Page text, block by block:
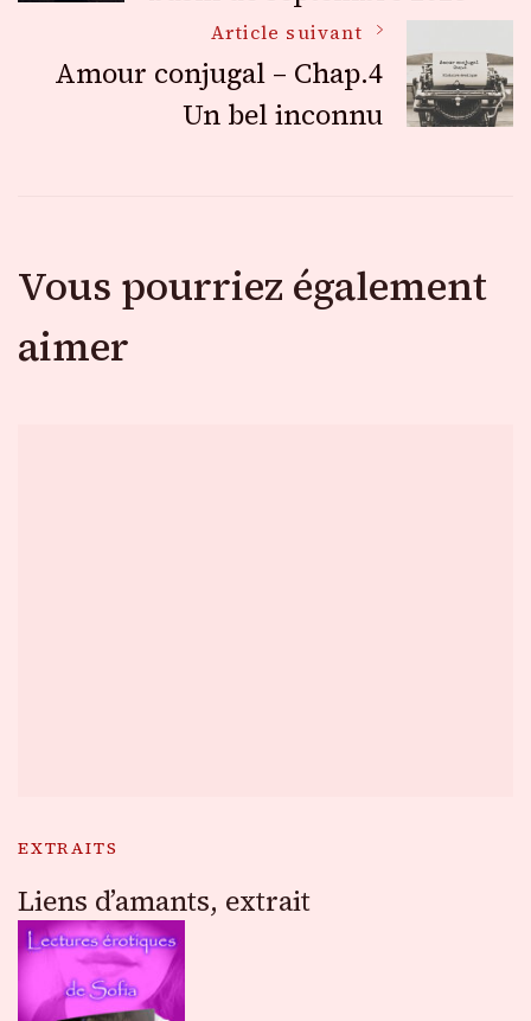
articles
Article suivant
Amour conjugal – Chap.4
Un bel inconnu
Vous pourriez également
aimer
EXTRAITS
Liens d’amants, extrait